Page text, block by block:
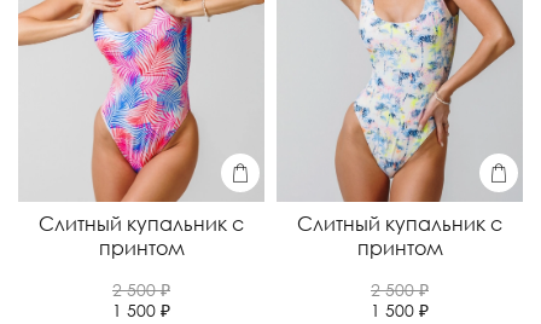
Слитный купальник с
принтом
2 500 ₽
1 500 ₽
Слитный купальник с
принтом
2 500 ₽
1 500 ₽